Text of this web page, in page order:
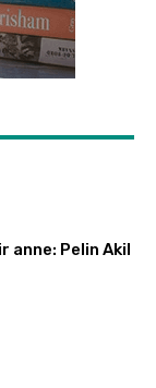
anne: Pelin Akil